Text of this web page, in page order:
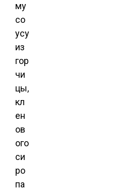
му
со
усу
из
гор
чи
цы,
кл
ен
ов
ого
си
ро
па